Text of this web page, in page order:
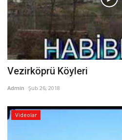
Vezirköprü Köyleri
Admin Şub 26, 2018
Videolar